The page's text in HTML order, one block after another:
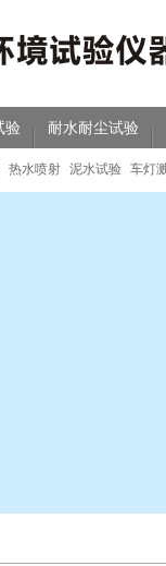
验 耐水耐尘试验
热水喷射 泥水试验 车灯